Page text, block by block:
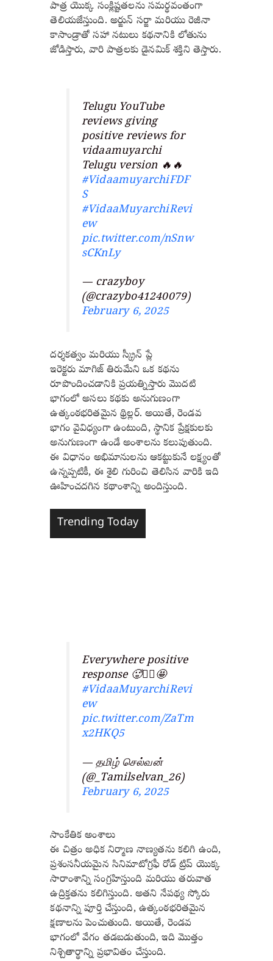
పాత్ర యొక్క సంక్లిష్టతలను సమర్థవంతంగా
తెలియజేస్తుంది. అర్జున్ సర్జా మరియు రెజీనా
కాసాండ్రాతో సహా నటులు కథనానికి లోతును
జోడిస్తారు, వారి పాత్రలకు డైనమిక్ శక్తిని తెస్తారు.
Telugu YouTube
reviews giving
positive reviews for
vidaamuyarchi
Telugu version 🔥🔥
#VidaamuyarchiFDF
S
#VidaaMuyarchiRevi
ew
pic.twitter.com/nSnw
sCKnLy
— crazyboy
(@crazybo41240079)
February 6, 2025
దర్శకత్వం మరియు స్క్రీన్ ప్లే
ఇరెక్టరు మాగిజ్ తిరుమేని ఒక కథను
రూపొందించడానికి ప్రయత్నిస్తారు మొదటి
భాగంలో అసలు కథకు అనుగుణంగా
ఉత్కంఠభరితమైన థ్రిల్లర్. అయితే, రెండవ
భాగం వైవిధ్యంగా ఉంటుంది, స్థానిక ప్రేక్షకులకు
అనుగుణంగా ఉండే అంశాలను కలుపుతుంది.
ఈ విధానం అభిమానులను ఆకట్టుకునే లక్ష్యంతో
ఉన్నప్పటికీ, ఈ శైలి గురించి తెలిసిన వారికి ఇది
ఊహించదగిన కథాంశాన్ని అందిస్తుంది.
Trending Today
Everywhere positive
response 🥵❤️‍🔥🤩
#VidaaMuyarchiRevi
ew
pic.twitter.com/ZaTm
x2HKQ5
— தமிழ் செல்வன்
(@_Tamilselvan_26)
February 6, 2025
సాంకేతిక అంశాలు
ఈ చిత్రం అధిక నిర్మాణ నాణ్యతను కలిగి ఉంది,
ప్రశంసనీయమైన సినిమాటోగ్రఫీ రోడ్ ట్రిప్ యొక్క
సారాంశాన్ని సంగ్రహిస్తుంది మరియు తరువాత
ఉద్రిక్తతను కలిగిస్తుంది. అతని నేపథ్య స్కోరు
కథనాన్ని పూర్తి చేస్తుంది, ఉత్కంఠభరితమైన
క్షణాలను పెంచుతుంది. అయితే, రెండవ
భాగంలో వేగం తడబడుతుంది, ఇది మొత్తం
నిశ్చితార్థాన్ని ప్రభావితం చేస్తుంది.